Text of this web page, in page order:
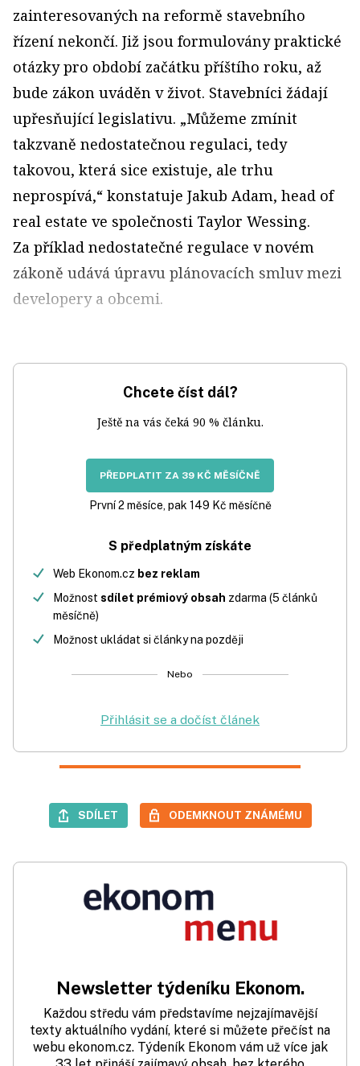
zainteresovaných na reformě stavebního
řízení nekončí. Již jsou formulovány praktické
otázky pro období začátku příštího roku, až
bude zákon uváděn v život. Stavebníci žádají
upřesňující legislativu. „Můžeme zmínit
takzvaně nedostatečnou regulaci, tedy
takovou, která sice existuje, ale trhu
neprospívá,“ konstatuje Jakub Adam, head of
real estate ve společnosti Taylor Wessing.
Za příklad nedostatečné regulace v novém
zákoně udává úpravu plánovacích smluv mezi
developery a obcemi.
Chcete číst dál?
Ještě na vás čeká 90 % článku.
PŘEDPLATIT ZA 39 KČ MĚSÍČNĚ
První 2 měsíce, pak 149 Kč měsíčně
S předplatným získáte
Web Ekonom.cz bez reklam
Možnost sdílet prémiový obsah zdarma (5 článků
měsíčně)
Možnost ukládat si články na později
Nebo
Přihlásit se a dočíst článek
SDÍLET ODEMKNOUT ZNÁMÉMU
Newsletter týdeníku Ekonom.
Každou středu vám představíme nejzajímavější
texty aktuálního vydání, které si můžete přečíst na
webu ekonom.cz. Týdeník Ekonom vám už více jak